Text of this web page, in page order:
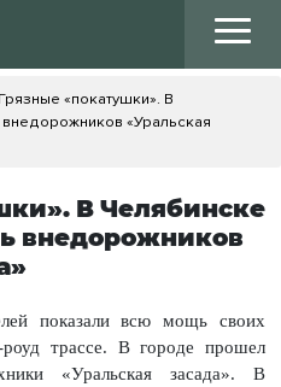
Грязные «покатушки». В
«Уральская
В Челябинске
внедорожников
показали всю мощь своих
трассе. В городе прошел
«Уральская засада». В